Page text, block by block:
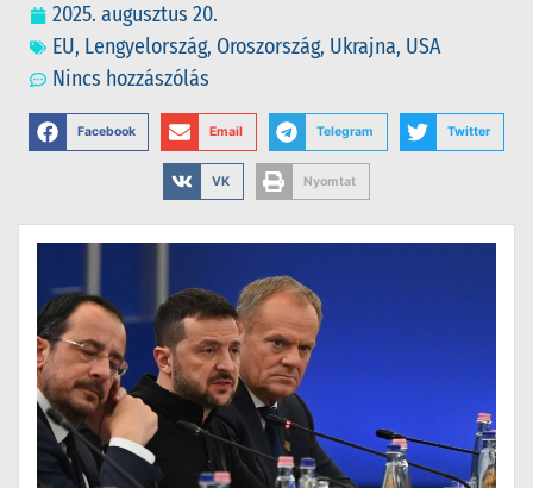
2025. augusztus 20.
EU, Lengyelország, Oroszország, Ukrajna, USA
Nincs hozzászólás
Facebook Email Telegram Twitter
VK Nyomtat